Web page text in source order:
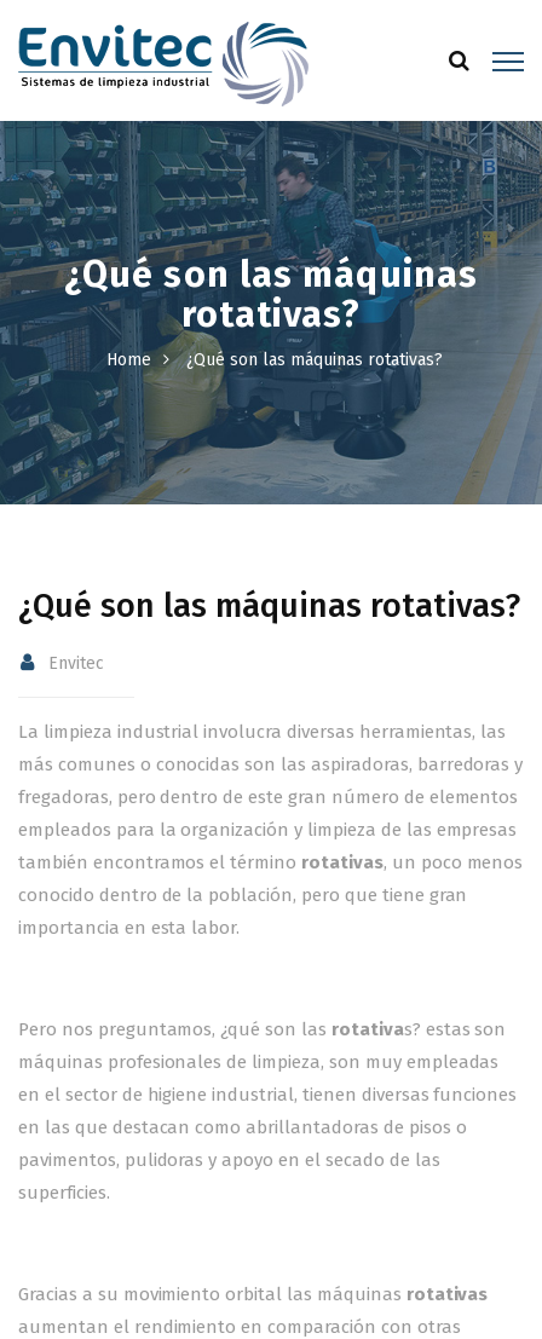
¿Qué son las máquinas
rotativas?
Home ¿Qué son las máquinas rotativas?
¿Qué son las máquinas rotativas?
Envitec
La limpieza industrial involucra diversas herramientas, las
más comunes o conocidas son las aspiradoras, barredoras y
fregadoras, pero dentro de este gran número de elementos
empleados para la organización y limpieza de las empresas
también encontramos el término rotativas, un poco menos
conocido dentro de la población, pero que tiene gran
importancia en esta labor.
Pero nos preguntamos, ¿qué son las rotativas? estas son
máquinas profesionales de limpieza, son muy empleadas
en el sector de higiene industrial, tienen diversas funciones
en las que destacan como abrillantadoras de pisos o
pavimentos, pulidoras y apoyo en el secado de las
superficies.
Gracias a su movimiento orbital las máquinas rotativas
aumentan el rendimiento en comparación con otras